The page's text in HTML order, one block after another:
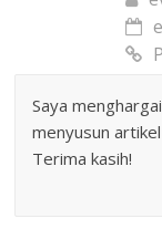
Saya
menyusun
Terima kasih!